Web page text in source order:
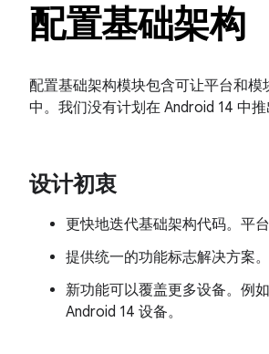
配置基础架构
配置基础架构模块包含可让平台和
中。我们没有计划在 Android 14 中推
设计初衷
更快地迭代基础架构代码。平
提供统一的功能标志解决方案。
新功能可以覆盖更多设备。例
Android 14 设备。